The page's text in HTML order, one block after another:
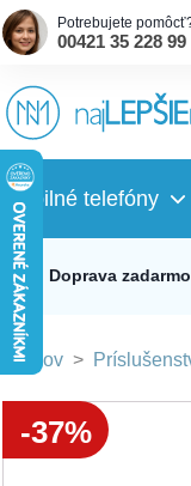
Potrebujete
00421 35 228 99
Mobilné telefóny
Doprava zadarmo
Domov >
-37%